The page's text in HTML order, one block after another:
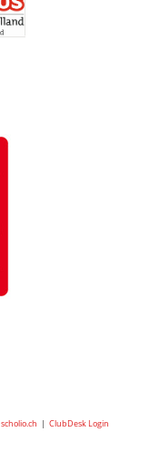
scholio.ch | ClubDesk Login